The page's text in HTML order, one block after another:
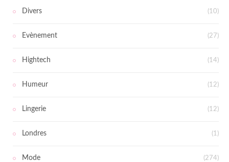
Divers (10)
Evènement (27)
Hightech (14)
Humeur (12)
Lingerie (12)
Londres (1)
Mode (274)